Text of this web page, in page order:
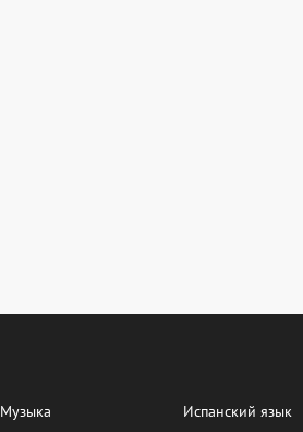
Музыка
Испанский язык